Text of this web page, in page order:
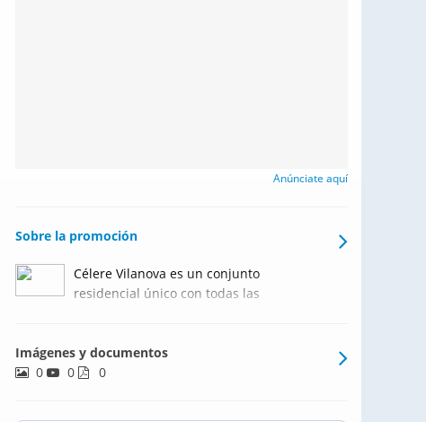
Anúnciate aquí
Sobre la promoción
Célere Vilanova es un conjunto
residencial único con todas las
idóneo donde vivir. La promoción
incorpora 124 viviendas de 1, 2, 3 y 4
Imágenes y documentos
0
0 0